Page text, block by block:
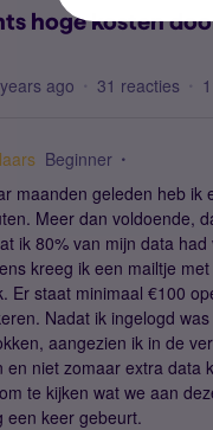
hoge kosten
ago 31 reacties
Beginner
maanden geleden heb ik
Meer dan voldoende,
ik 80% van mijn data
kreeg ik een mailtje
Er staat minimaal €100
Nadat ik ingelogd
aangezien ik in de
en niet zomaar extra data
te kijken wat we aan
een keer gebeurt.